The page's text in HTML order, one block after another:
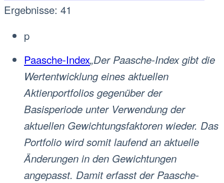
Ergebnisse: 41
p
Paasche-Index„Der Paasche-Index gibt die
Wertentwicklung eines aktuellen
Aktienportfolios gegenüber der
Basisperiode unter Verwendung der
aktuellen Gewichtungsfaktoren wieder. Das
Portfolio wird somit laufend an aktuelle
Änderungen in den Gewichtungen
angepasst. Damit erfasst der Paasche-